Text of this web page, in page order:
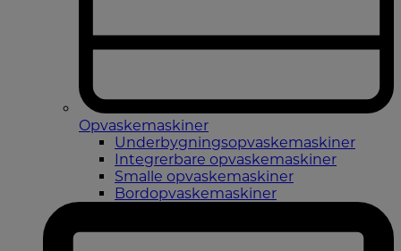
Opvaskemaskiner
Underbygningsopvaskemaskiner
Integrerbare opvaskemaskiner
Smalle opvaskemaskiner
Bordopvaskemaskiner